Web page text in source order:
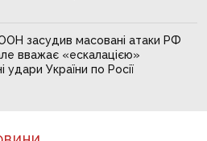
засудив масовані атаки РФ
вважає «ескалацією»
удари України по Росії